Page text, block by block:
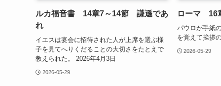
ルカ福音書 14章7～14節 謙遜であ
れ
イエスは宴会に招待された人が上席を選ぶ様
子を見てへりくだることの大切さをたとえで
教えられた。 2026年4月3日
2026-05-29
ローマ 16
パウロが手紙
を覚えて挨拶
2026-05-29